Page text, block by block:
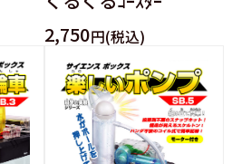
2,750円(税込)